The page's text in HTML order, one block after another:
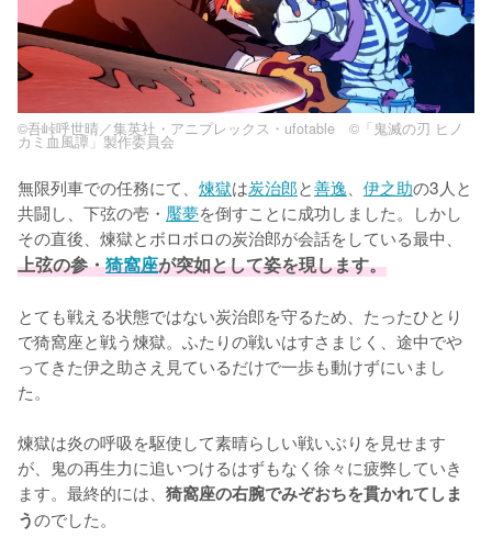
©吾峠呼世晴／集英社・アニプレックス・ufotable ©「鬼滅の刃 ヒノ
カミ血風譚」製作委員会
無限列車での任務にて、 煉獄は炭治郎と善逸 伊之助の3人と
共闘し、下弦の壱・ 魘夢を倒すことに成功しました。しかし
その直後、煉獄とボロボロの炭治郎が会話をしている最中、
上弦の参・猗窩座が突如として姿を現します。
とても戦える状態ではない炭治郎を守るため、たったひとり
で猗窩座と戦う煉獄。ふたりの戦いはすさまじく、途中でや
ってきた伊之助さえ見ているだけで一歩も動けずにいまし
た。
煉獄は炎の呼吸を駆使して素晴らしい戦いぶりを見せます
が、鬼の再生力に追いつけるはずもなく徐々に疲弊していき
ます。最終的には、 猗窩座の右腕でみぞおちを貫かれてしま
うのでした。